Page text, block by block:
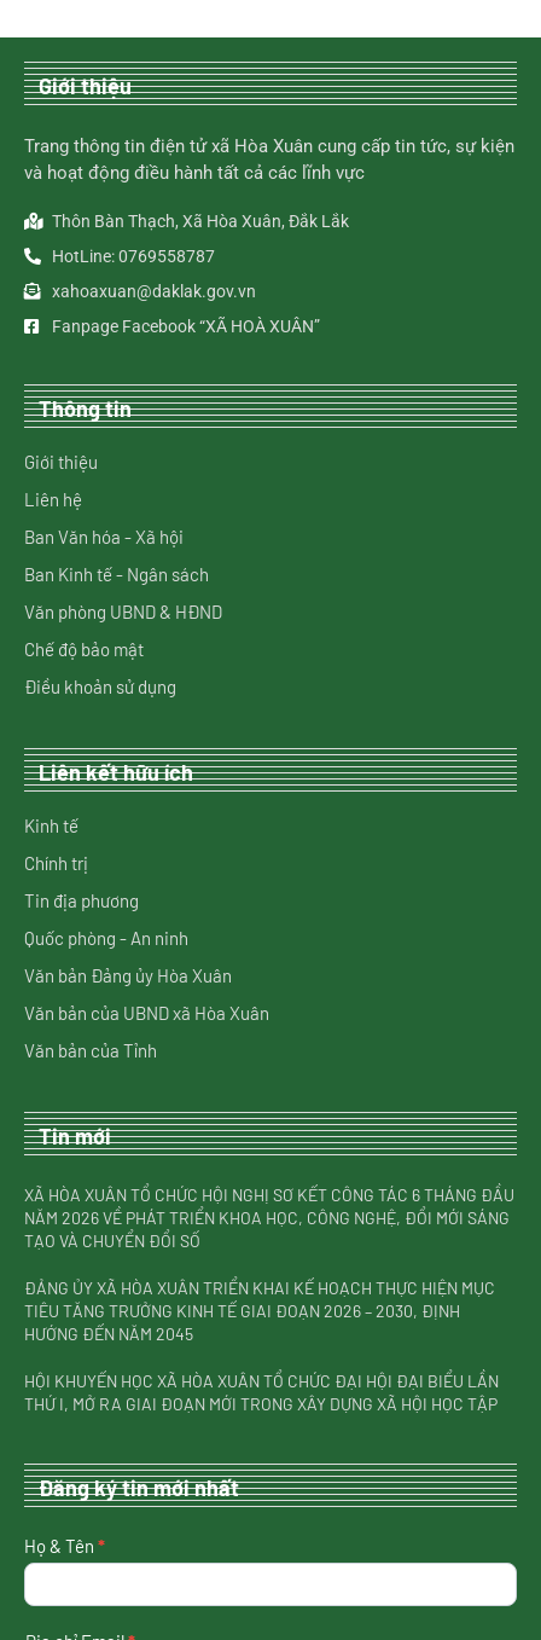
Giới thiệu
Trang thông tin điện tử xã Hòa Xuân cung cấp tin tức, sự kiện
và hoạt động điều hành tất cả các lĩnh vực
Thôn Bàn Thạch, Xã Hòa Xuân, Đắk Lắk
HotLine: 0769558787
xahoaxuan@daklak.gov.vn
Fanpage Facebook “XÃ HOÀ XUÂN”
Thông tin
Giới thiệu
Liên hệ
Ban Văn hóa - Xã hội
Ban Kinh tế - Ngân sách
Văn phòng UBND & HĐND
Chế độ bảo mật
Điều khoản sử dụng
Liên kết hữu ích
Kinh tế
Chính trị
Tin địa phương
Quốc phòng - An ninh
Văn bản Đảng ủy Hòa Xuân
Văn bản của UBND xã Hòa Xuân
Văn bản của Tỉnh
Tin mới
XÃ HÒA XUÂN TỔ CHỨC HỘI NGHỊ SƠ KẾT CÔNG TÁC 6 THÁNG ĐẦU
NĂM 2026 VỀ PHÁT TRIỂN KHOA HỌC, CÔNG NGHỆ, ĐỔI MỚI SÁNG
TẠO VÀ CHUYỂN ĐỔI SỐ
ĐẢNG ỦY XÃ HÒA XUÂN TRIỂN KHAI KẾ HOẠCH THỰC HIỆN MỤC
TIÊU TĂNG TRƯỞNG KINH TẾ GIAI ĐOẠN 2026 – 2030, ĐỊNH
HƯỚNG ĐẾN NĂM 2045
HỘI KHUYẾN HỌC XÃ HÒA XUÂN TỔ CHỨC ĐẠI HỘI ĐẠI BIỂU LẦN
THỨ I, MỞ RA GIAI ĐOẠN MỚI TRONG XÂY DỰNG XÃ HỘI HỌC TẬP
Đăng ký tin mới nhất
nhận
tin
nhất
Họ & Tên *